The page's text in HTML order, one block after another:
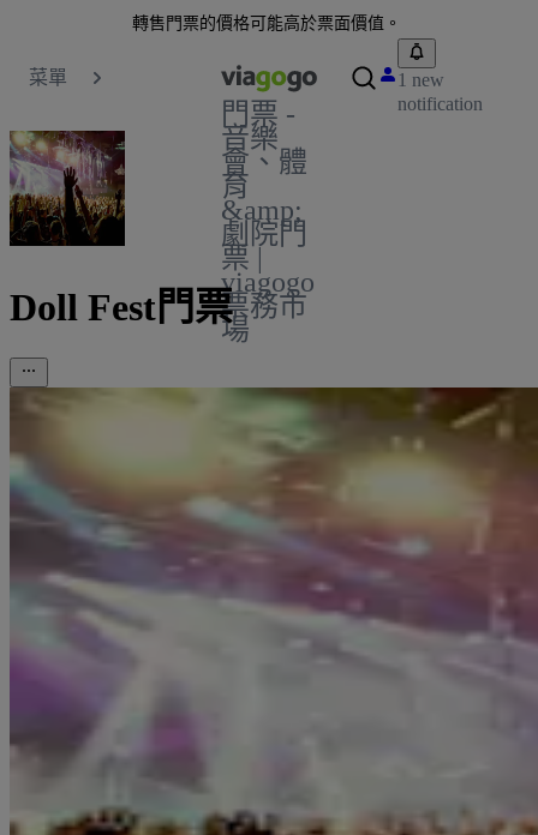
轉售門票的價格可能高於票面價值。
菜單
門票 -
音樂
會、體
育
&amp;
劇院門
票 |
viagogo
票務市
場
1 new
notification
Doll Fest門票